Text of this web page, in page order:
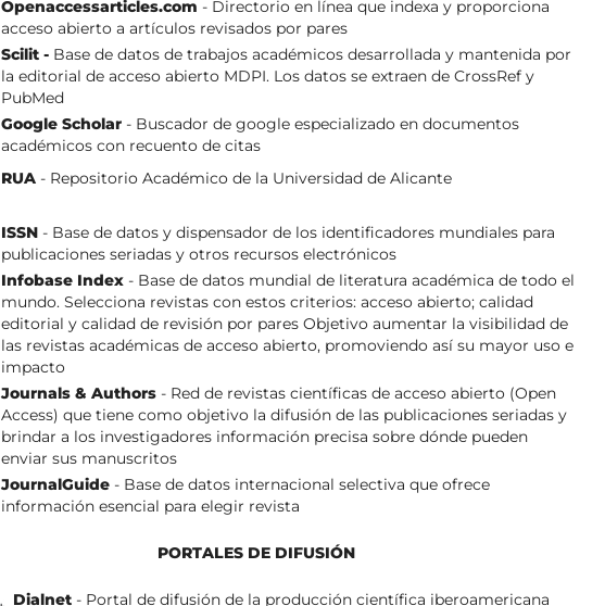
Openaccessarticles.com - Directorio en línea que indexa y proporciona
acceso abierto a artículos revisados por pares
Scilit - Base de datos de trabajos académicos desarrollada y mantenida por
la editorial de acceso abierto MDPI. Los datos se extraen de CrossRef y
PubMed
Google Scholar - Buscador de google especializado en documentos
académicos con recuento de citas
RUA - Repositorio Académico de la Universidad de Alicante
ISSN - Base de datos y dispensador de los identificadores mundiales para
publicaciones seriadas y otros recursos electrónicos
Infobase Index - Base de datos mundial de literatura académica de todo el
mundo. Selecciona revistas con estos criterios: acceso abierto; calidad
editorial y calidad de revisión por pares Objetivo aumentar la visibilidad de
las revistas académicas de acceso abierto, promoviendo así su mayor uso e
impacto
Journals & Authors - Red de revistas científicas de acceso abierto (Open
Access) que tiene como objetivo la difusión de las publicaciones seriadas y
brindar a los investigadores información precisa sobre dónde pueden
enviar sus manuscritos
JournalGuide - Base de datos internacional selectiva que ofrece
información esencial para elegir revista
PORTALES DE DIFUSIÓN
Dialnet - Portal de difusión de la producción científica iberoamericana